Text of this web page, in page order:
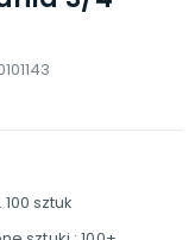
100 sztuk